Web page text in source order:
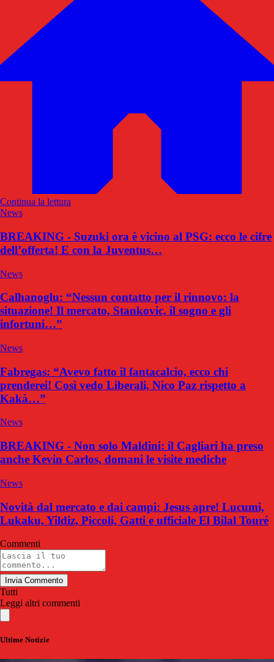
Continua la lettura
News
BREAKING - Suzuki ora è vicino al PSG: ecco le cifre
dell’offerta! E con la Juventus…
News
Calhanoglu: “Nessun contatto per il rinnovo: la
situazione! Il mercato, Stankovic, il sogno e gli
infortuni…”
News
Fabregas: “Avevo fatto il fantacalcio, ecco chi
prenderei! Così vedo Liberali, Nico Paz rispetto a
Kakà…”
News
BREAKING - Non solo Maldini: il Cagliari ha preso
anche Kevin Carlos, domani le visite mediche
News
Novità dal mercato e dai campi: Jesus apre! Lucumi,
Lukaku, Yildiz, Piccoli, Gatti e ufficiale El Bilal Touré
Commenti
Invia Commento
Tutti
Leggi altri commenti
Ultime Notizie